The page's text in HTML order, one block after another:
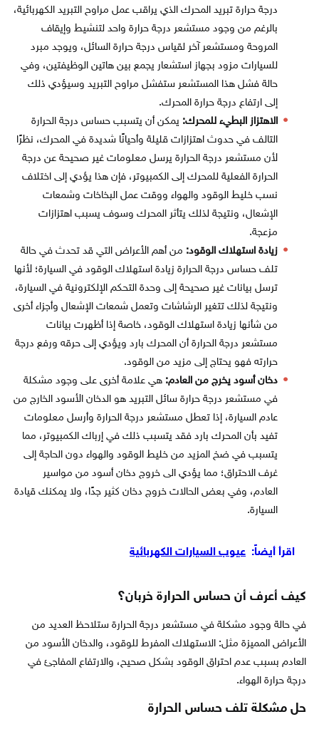
درجة حرارة تبريد المحرك الذي يراقب عمل مراوح التبريد الكهربائية،
بالرغم من وجود مستشعر درجة حرارة واحد لتنشيط وإيقاف
المروحة ومستشعر آخر لقياس درجة حرارة السائل، ويوجد مبرد
للسيارات مزود بجهاز استشعار يجمع بين هاتين الوظيفتين، وفي
حالة فشل هذا المستشعر ستفشل مراوح التبريد وسيؤدي ذلك
إلى ارتفاع درجة حرارة المحرك.
الاهتزاز البطيء للمحرك: يمكن أن يتسبب حساس درجة الحرارة
التالف في حدوث اهتزازات قليلة وأحيانًا شديدة في المحرك، نظرًا
لأن مستشعر درجة الحرارة يرسل معلومات غير صحيحة عن درجة
الحرارة الفعلية للمحرك إلى الكمبيوتر، فإن هذا يؤدي إلى اختلاف
نسب خليط الوقود والهواء ووقت عمل البخاخات وشمعات
الإشعال، ونتيجة لذلك يتأثر المحرك وسوف يسبب اهتزازات
مزعجة.
زيادة استهلاك الوقود: من أهم الأعراض التي قد تحدث في حالة
تلف حساس درجة الحرارة زيادة استهلاك الوقود في السيارة؛ لأنها
ترسل بيانات غير صحيحة إلى وحدة التحكم الإلكترونية في السيارة،
ونتيجة لذلك تتغير الرشاشات وتعمل شمعات الإشعال وأجزاء أخرى
من شأنها زيادة استهلاك الوقود، خاصة إذا أظهرت بيانات
مستشعر درجة الحرارة أن المحرك بارد ويؤدي إلى حرقه ورفع درجة
حرارته فهو يحتاج إلى مزيد من الوقود.
دخان أسود يخرج من العادم: هي علامة أخرى على وجود مشكلة
في مستشعر درجة حرارة سائل التبريد هو الدخان الأسود الخارج من
عادم السيارة، إذا تعطل مستشعر درجة الحرارة وأرسل معلومات
تفيد بأن المحرك بارد فقد يتسبب ذلك في إرباك الكمبيوتر، مما
يتسبب في ضخ المزيد من خليط الوقود والهواء دون الحاجة إلى
غرف الاحتراق؛ مما يؤدي الى خروج دخان أسود من مواسير
العادم، وفي بعض الحالات خروج دخان كثير جدًا، ولا يمكنك قيادة
السيارة.
اقرأ أيضاً: عيوب السيارات الكهربائية
كيف أعرف أن حساس الحرارة خربان؟
في حالة وجود مشكلة في مستشعر درجة الحرارة ستلاحظ العديد من
الأعراض المميزة مثل: الاستهلاك المفرط للوقود، والدخان الأسود من
العادم بسبب عدم احتراق الوقود بشكل صحيح، والارتفاع المفاجئ في
درجة حرارة الهواء.
حل مشكلة تلف حساس الحرارة